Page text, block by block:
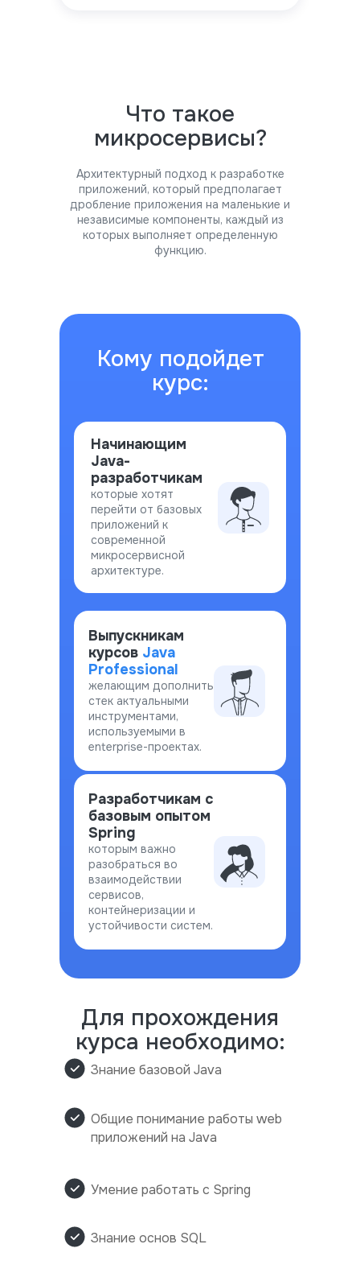
Что такое
микросервисы?
Архитектурный подход к разработке
приложений, который предполагает
дробление приложения на маленькие и
независимые компоненты, каждый из
которых выполняет определенную
функцию.
Кому подойдет
курс:
Выпускникам
курсов Java
Professional
желающим дополнить
стек актуальными
инструментами,
используемыми в
enterprise-проектах.
Начинающим
Java-
разработчикам
которые хотят
перейти от базовых
приложений к
современной
микросервисной
архитектуре.
Разработчикам с
базовым опытом
Spring
которым важно
разобраться во
взаимодействии
сервисов,
контейнеризации и
устойчивости систем.
Для прохождения
курса необходимо:
Знание базовой Java
Общие понимание работы web
приложений на Java
Умение работать с Spring
Знание основ SQL